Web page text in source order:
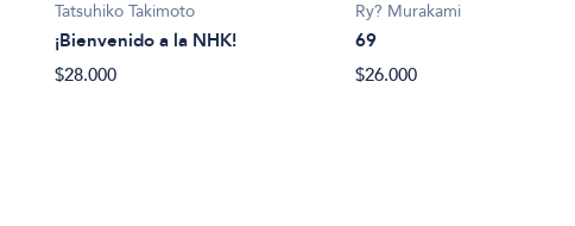
Tatsuhiko Takimoto
¡Bienvenido a la NHK!
$28.000
Ry? Murakami
69
$26.000